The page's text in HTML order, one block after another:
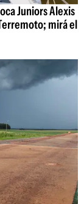
Juniors Alexis
mirá el